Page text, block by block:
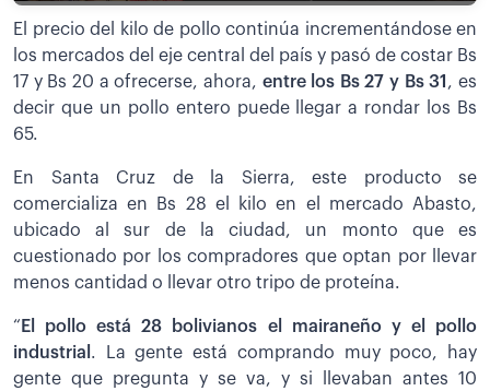
El precio del kilo de pollo continúa incrementándose en
los mercados del eje central del país y pasó de costar Bs
17 y Bs 20 a ofrecerse, ahora, entre los Bs 27 y Bs 31 , es
decir que un pollo entero puede llegar a rondar los Bs
65.
En Santa Cruz de la Sierra, este producto se
comercializa en Bs 28 el kilo en el mercado Abasto,
ubicado al sur de la ciudad, un monto que es
cuestionado por los compradores que optan por llevar
menos cantidad o llevar otro tripo de proteína.
“ El pollo está 28 bolivianos el mairaneño y el pollo
industrial . La gente está comprando muy poco, hay
gente que pregunta y se va, y si llevaban antes 10